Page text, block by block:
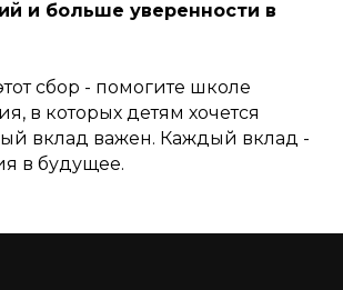
и больше уверенности в
сбор - помогите школе
в которых детям хочется
вклад важен. Каждый вклад -
в будущее.